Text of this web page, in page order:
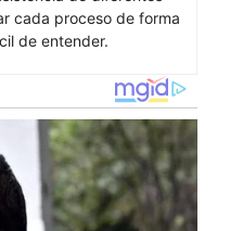
cada proceso de forma
de entender.